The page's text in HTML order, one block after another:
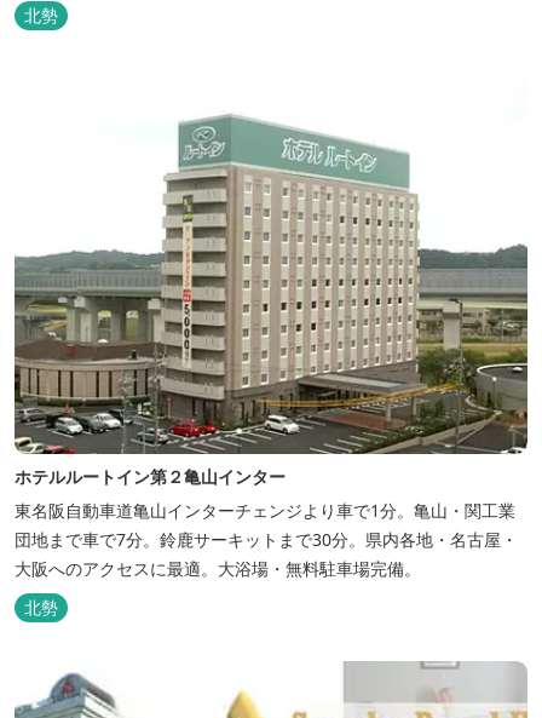
場・無料平面駐車場89台完備。
北勢
ホテルルートイン第２亀山インター
東名阪自動車道亀山インターチェンジより車で1分。亀山・関工業
団地まで車で7分。鈴鹿サーキットまで30分。県内各地・名古屋・
大阪へのアクセスに最適。大浴場・無料駐車場完備。
北勢